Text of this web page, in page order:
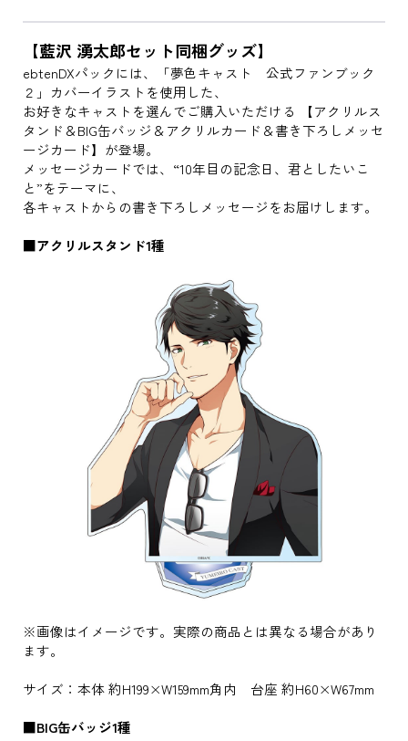
【藍沢 湧太郎セット同梱グッズ】
ebtenDXパックには、「夢色キャスト 公式ファンブック
２」カバーイラストを使用した、
お好きなキャストを選んでご購入いただける 【アクリルス
タンド＆BIG缶バッジ＆アクリルカード＆書き下ろしメッセ
ージカード】が登場。
メッセージカードでは、“10年目の記念日、君としたいこ
と”をテーマに、
各キャストからの書き下ろしメッセージをお届けします。
■アクリルスタンド1種
※画像はイメージです。実際の商品とは異なる場合があり
ます。
サイズ：本体 約H199×W159mm角内 台座 約H60×W67mm
■BIG缶バッジ1種